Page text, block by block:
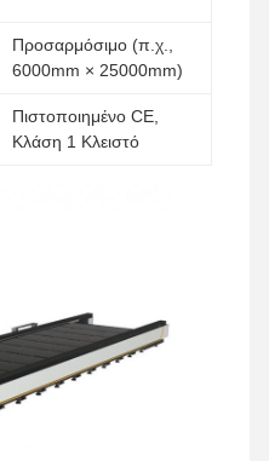
Προσαρμόσιμο (π.χ.,
6000mm × 25000mm)
Πιστοποιημένο CE,
Κλάση 1 Κλειστό